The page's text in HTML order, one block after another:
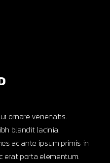
ornare venenatis.
blandit lacinia.
ac ante ipsum primis in
erat porta elementum.